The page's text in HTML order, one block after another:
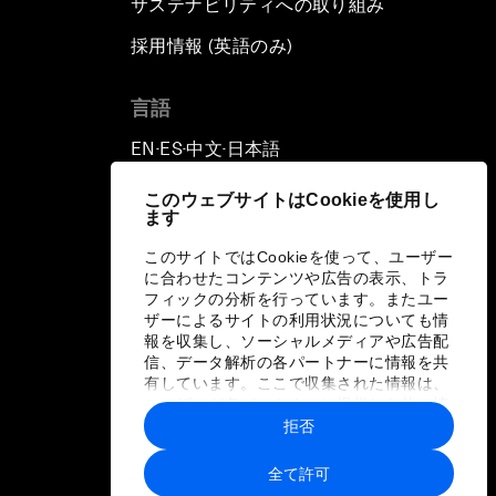
このウェブサイトはCookieを使用し
ます
このサイトではCookieを使って、ユーザー
に合わせたコンテンツや広告の表示、トラ
フィックの分析を行っています。またユー
ザーによるサイトの利用状況についても情
報を収集し、ソーシャルメディアや広告配
信、データ解析の各パートナーに情報を共
有しています。ここで収集された情報は、
ユーザーが各パートナーに提供した他の情
報や各パートナーのサービスを使用した際
に収集された情報と組み合わされ、各パー
トナーによって使用されることがありま
す。
全て許可
拒否
サステナビリティへの取り組み
採用情報 (英語のみ)
言語
EN ▪ ES▪中文▪ 日本語